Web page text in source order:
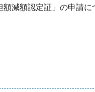
減額認定証」の申請